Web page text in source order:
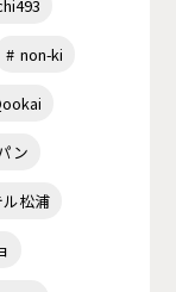
non-ki
ン
松浦